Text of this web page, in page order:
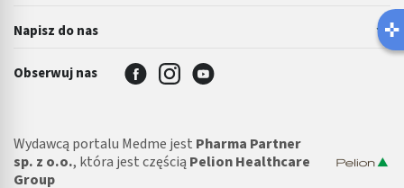
Napisz do nas
Obserwuj nas
Wydawcą portalu Medme jest Pharma Partner
sp. z o.o., która jest częścią Pelion Healthcare
Group